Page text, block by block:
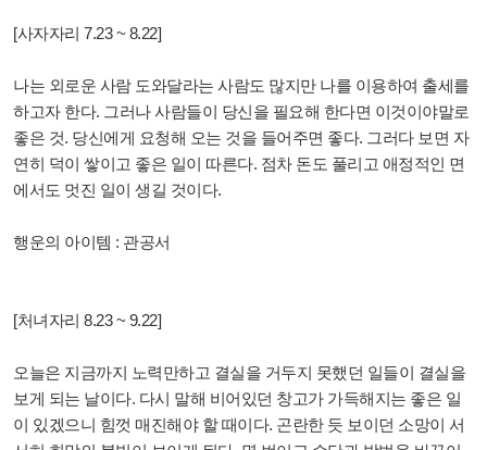
[사자자리 7.23 ~ 8.22]
나는 외로운 사람 도와달라는 사람도 많지만 나를 이용하여 출세를
하고자 한다. 그러나 사람들이 당신을 필요해 한다면 이것이야말로
좋은 것. 당신에게 요청해 오는 것을 들어주면 좋다. 그러다 보면 자
연히 덕이 쌓이고 좋은 일이 따른다. 점차 돈도 풀리고 애정적인 면
에서도 멋진 일이 생길 것이다.
행운의 아이템 : 관공서
[처녀자리 8.23 ~ 9.22]
오늘은 지금까지 노력만하고 결실을 거두지 못했던 일들이 결실을
보게 되는 날이다. 다시 말해 비어있던 창고가 가득해지는 좋은 일
이 있겠으니 힘껏 매진해야 할 때이다. 곤란한 듯 보이던 소망이 서